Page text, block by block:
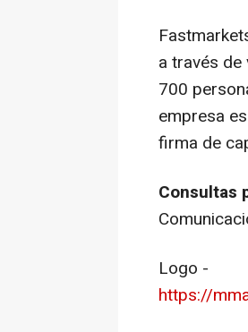
a través
700
empresa
firma de
Consultas
Logo -
https://